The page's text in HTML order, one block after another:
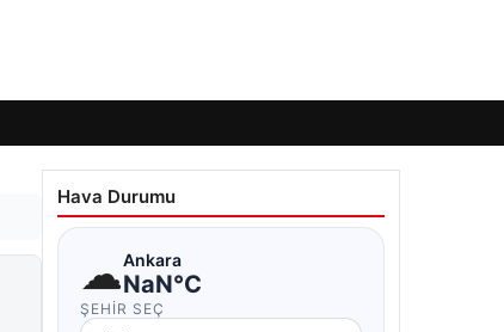
Hava Durumu
☁Ankara
NaN°C
ŞEHIR SEÇ